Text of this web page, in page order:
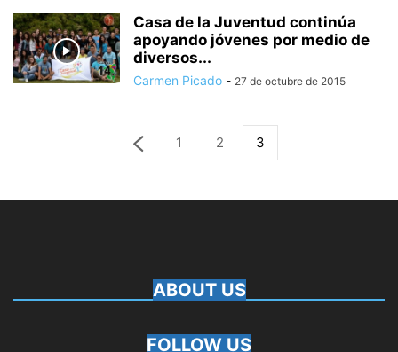
Casa de la Juventud continúa
apoyando jóvenes por medio de
diversos...
Carmen Picado - 27 de octubre de 2015
1 2 3
ABOUT US
FOLLOW US